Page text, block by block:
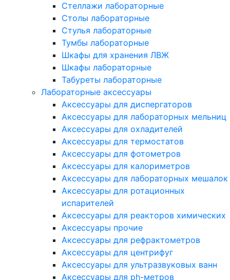
Стеллажи лабораторные
Столы лабораторные
Стулья лабораторные
Тумбы лабораторные
Шкафы для хранения ЛВЖ
Шкафы лабораторные
Табуреты лабораторные
Лабораторные аксессуары
Аксессуары для диспергаторов
Аксессуары для лабораторных мельниц
Аксессуары для охладителей
Аксессуары для термостатов
Аксессуары для фотометров
Аксессуары для калориметров
Аксессуары для лабораторных мешалок
Аксессуары для ротационных
испарителей
Аксессуары для реакторов химических
Аксессуары прочие
Аксессуары для рефрактометров
Аксессуары для центрифуг
Аксессуары для ультразвуковых ванн
Аксессуары для ph-метров